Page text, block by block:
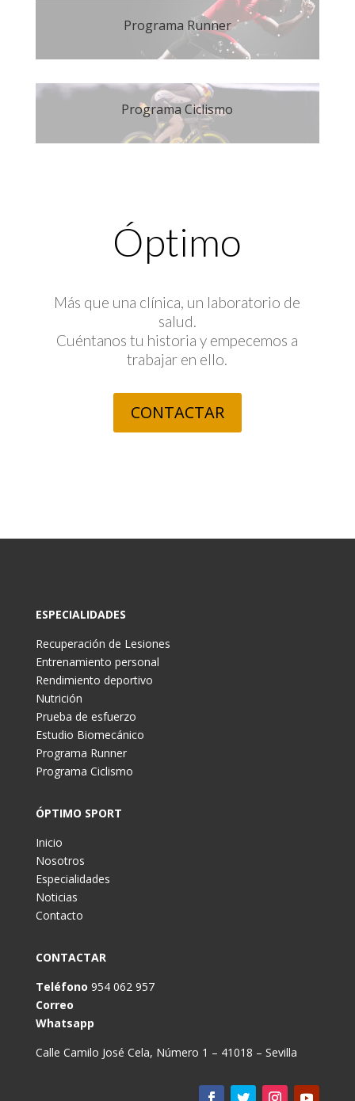
Programa Runner
Programa Ciclismo
Óptimo
Más que una clínica, un laboratorio de
salud.
Cuéntanos tu historia y empecemos a
trabajar en ello.
CONTACTAR
ESPECIALIDADES
Recuperación de Lesiones
Entrenamiento personal
Rendimiento deportivo
Nutrición
Prueba de esfuerzo
Estudio Biomecánico
Programa Runner
Programa Ciclismo
ÓPTIMO SPORT
Inicio
Nosotros
Especialidades
Noticias
Contacto
CONTACTAR
Teléfono 954 062 957
Correo
Whatsapp
Calle Camilo José Cela, Número 1 – 41018 – Sevilla